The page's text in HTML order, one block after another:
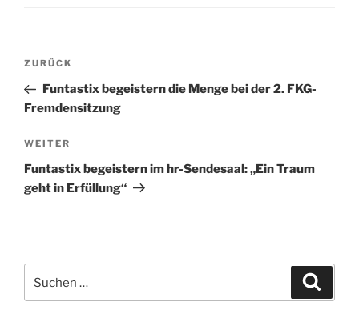
Beitragsnavigation
Vorheriger
Beitrag
ZURÜCK
Funtastix begeistern die Menge bei der 2. FKG-
Fremdensitzung
Nächster
Beitrag
WEITER
Funtastix begeistern im hr-Sendesaal: „Ein Traum
geht in Erfüllung“
nach: